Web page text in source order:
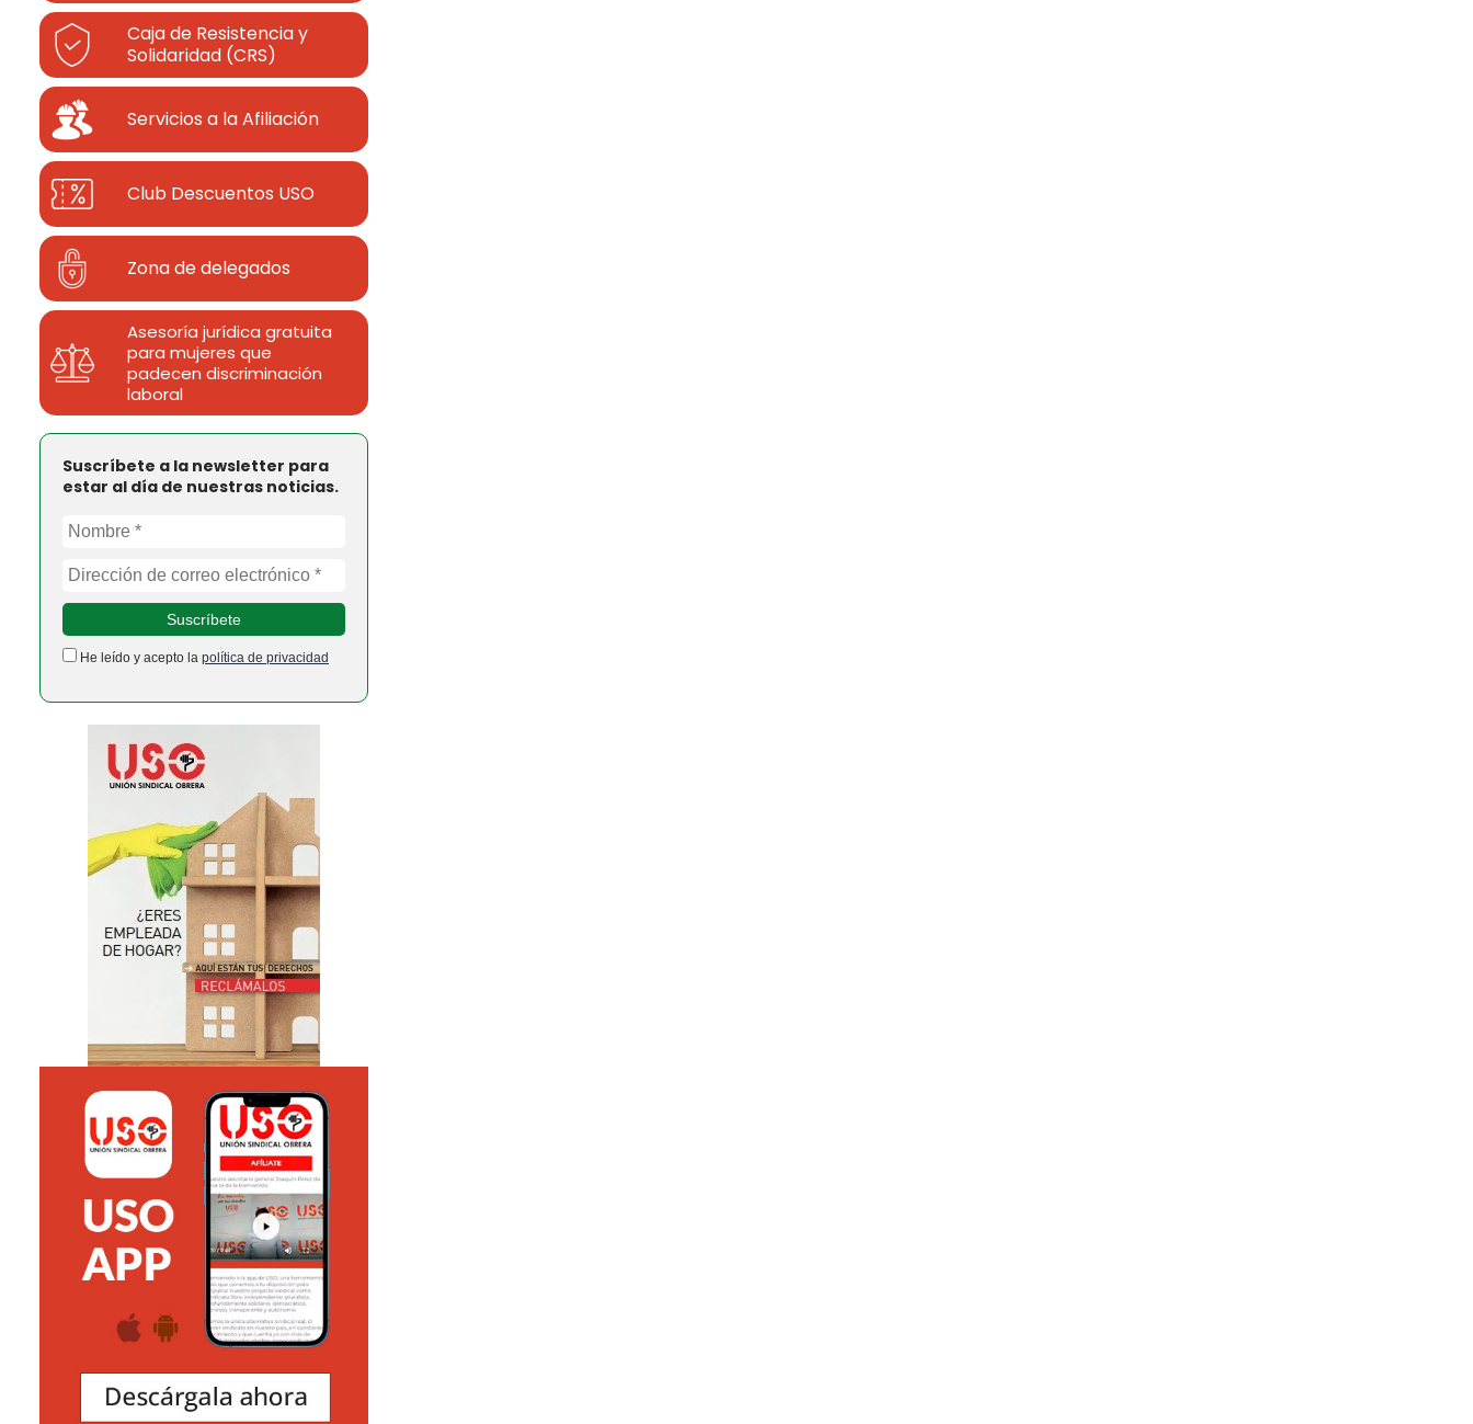
Caja de Resistencia y
Solidaridad (CRS)
Servicios a la Afiliación
Club Descuentos USO
Zona de delegados
Asesoría jurídica gratuita
para mujeres que
padecen discriminación
laboral
Suscríbete a la newsletter para
estar al día de nuestras noticias.
He leído y acepto la política de privacidad